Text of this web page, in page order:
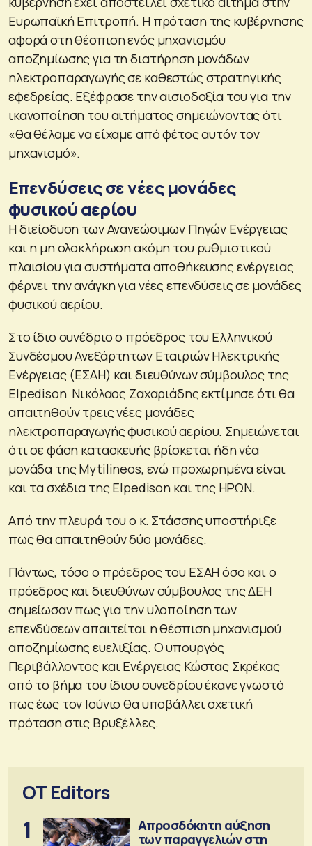
Ευρωπαϊκή Επιτροπή. Η πρόταση της κυβέρνησης
αφορά στη θέσπιση ενός μηχανισμόυ
αποζημίωσης για τη διατήρηση μονάδων
ηλεκτροπαραγωγής σε καθεστώς στρατηγικής
εφεδρείας. Εξέφρασε την αισιοδοξία του για την
ικανοποίηση του αιτήματος σημειώνοντας ότι
«θα θέλαμε να είχαμε από φέτος αυτόν τον
μηχανισμό».
Επενδύσεις σε νέες μονάδες
φυσικού αερίου
Η διείσδυση των Ανανεώσιμων Πηγών Ενέργειας
και η μη ολοκλήρωση ακόμη του ρυθμιστικού
πλαισίου για συστήματα αποθήκευσης ενέργειας
φέρνει την ανάγκη για νέες επενδύσεις σε μονάδες
φυσικού αερίου.
Στο ίδιο συνέδριο ο πρόεδρος του Ελληνικού
Συνδέσμου Ανεξάρτητων Εταιριών Ηλεκτρικής
Ενέργειας (ΕΣΑΗ) και διευθύνων σύμβουλος της
Elpedison Νικόλαος Ζαχαριάδης εκτίμησε ότι θα
απαιτηθούν τρεις νέες μονάδες
ηλεκτροπαραγωγής φυσικού αερίου. Σημειώνεται
ότι σε φάση κατασκευής βρίσκεται ήδη νέα
μονάδα της Mytilineos, ενώ προχωρημένα είναι
και τα σχέδια της Elpedison και της ΗΡΩΝ.
Από την πλευρά του ο κ. Στάσσης υποστήριξε
πως θα απαιτηθούν δύο μονάδες.
Πάντως, τόσο ο πρόεδρος του ΕΣΑΗ όσο και ο
πρόεδρος και διευθύνων σύμβουλος της ΔΕΗ
σημείωσαν πως για την υλοποίηση των
επενδύσεων απαιτείται η θέσπιση μηχανισμού
αποζημίωσης ευελιξίας. Ο υπουργός
Περιβάλλοντος και Ενέργειας Κώστας Σκρέκας
από το βήμα του ίδιου συνεδρίου έκανε γνωστό
πως έως τον Ιούνιο θα υποβάλλει σχετική
πρόταση στις Βρυξέλλες.
OT Editors
1
Απροσδόκητη αύξηση
των παραγγελιών στη